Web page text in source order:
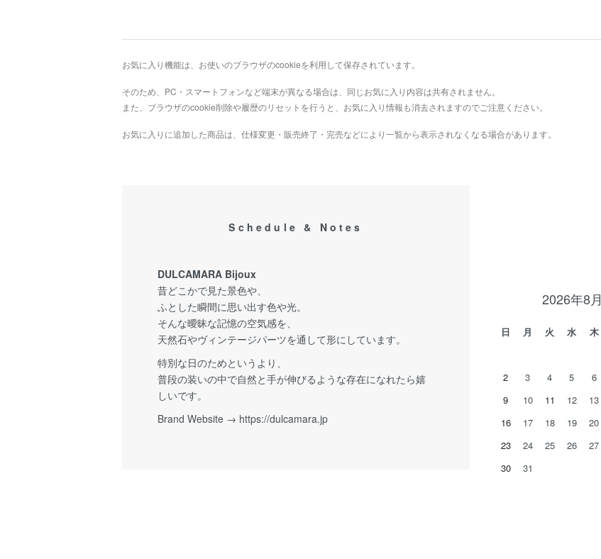
お気に入り機能は、お使いのブラウザのcookieを利用して保存されています。
そのため、PC・スマートフォンなど端末が異なる場合は、同じお気に入り内容は共有されません。
また、ブラウザのcookie削除や履歴のリセットを行うと、お気に入り情報も消去されますのでご注意ください。
お気に入りに追加した商品は、仕様変更・販売終了・完売などにより一覧から表示されなくなる場合があります。
Schedule & Notes
DULCAMARA Bijoux
昔どこかで見た景色や、
ふとした瞬間に思い出す色や光。
そんな曖昧な記憶の空気感を、
天然石やヴィンテージパーツを通して形にしています。
特別な日のためというより、
普段の装いの中で自然と手が伸びるような存在になれたら嬉
しいです。
Brand Website → https://dulcamara.jp
2026年8月
日 月 火 水 木
2
3 4 5 6
9
10 11 12 13
16
17 18 19 20
23
24 25 26 27
30
31